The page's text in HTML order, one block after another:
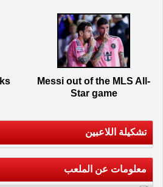
Messi out of the MLS All-
Star game
تشكيلة اللاعبين
معلومات عن الملعب